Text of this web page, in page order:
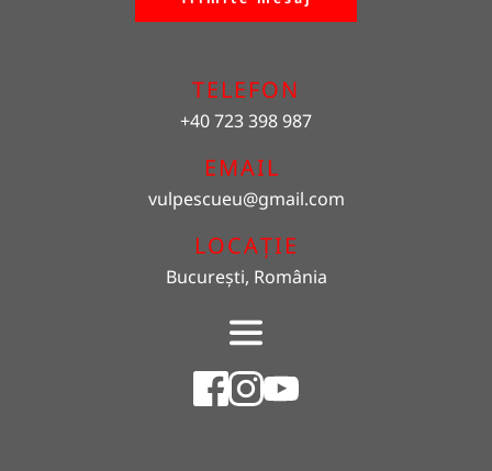
TELEFON
+40 723 398 987
EMAIL
vulpescueu@gmail.com
LOCAȚIE
București, România